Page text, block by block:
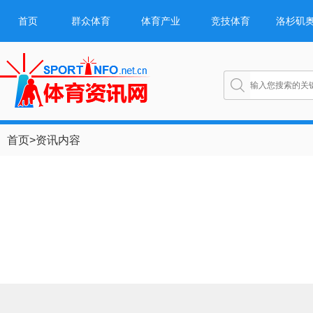
首页 群众体育 体育产业 竞技体育 洛杉矶
首页>资讯内容